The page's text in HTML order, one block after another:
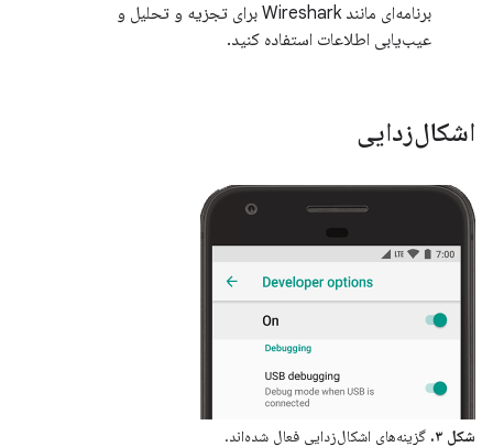
برنامه‌ای مانند Wireshark برای تجزیه و تحلیل و
عیب‌یابی اطلاعات استفاده کنید.
اشکال‌زدایی
شکل ۳. گزینه‌های اشکال‌زدایی فعال شده‌اند.